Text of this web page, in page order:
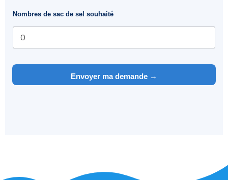
Nombres de sac de sel souhaité
Envoyer ma demande →